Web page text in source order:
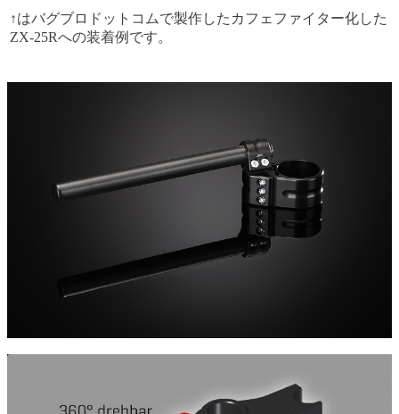
↑はバグブロドットコムで製作したカフェファイター化した
ZX-25Rへの装着例です。